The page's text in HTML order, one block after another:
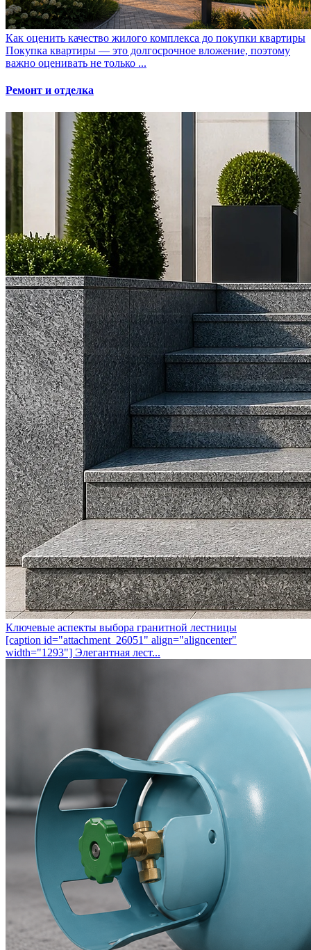
Как оценить качество жилого комплекса до покупки квартиры
Покупка квартиры — это долгосрочное вложение, поэтому
важно оценивать не только ...
Ремонт и отделка
Ключевые аспекты выбора гранитной лестницы
[caption id="attachment_26051" align="aligncenter"
width="1293"] Элегантная лест...